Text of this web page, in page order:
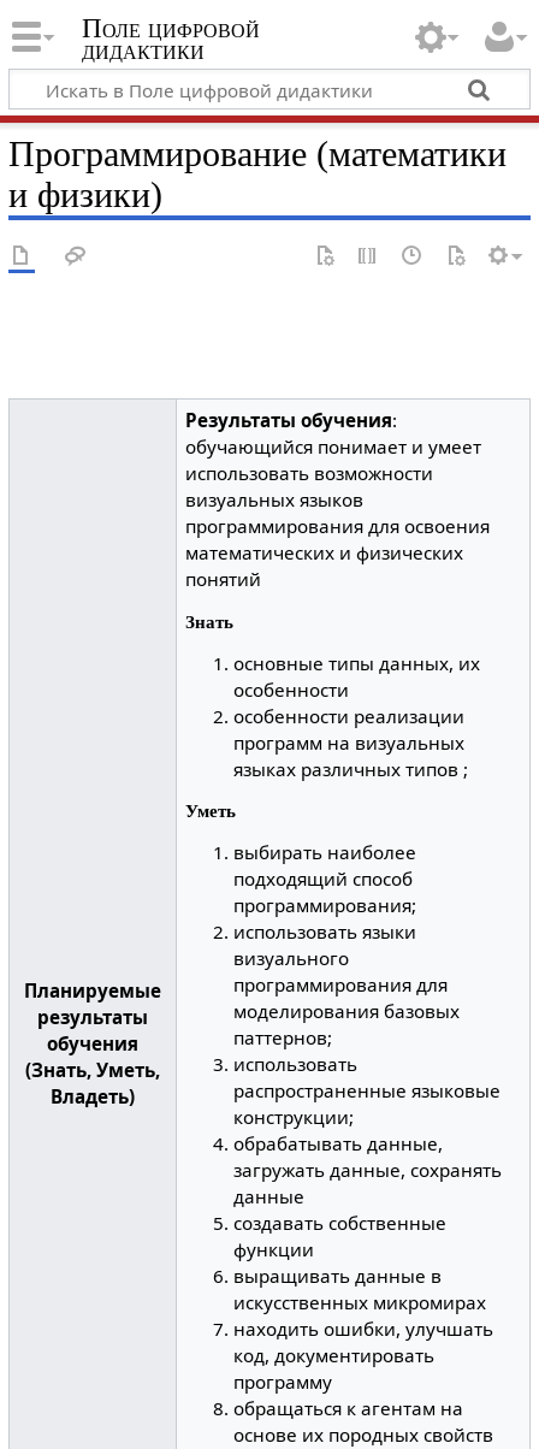
Поле цифровой
дидактики
Программирование (математики
и физики)
Планируемые
результаты
обучения
(Знать, Уметь,
Владеть)
Результаты обучения:
обучающийся понимает и умеет
использовать возможности
визуальных языков
программирования для освоения
математических и физических
понятий
Знать
основные типы данных, их
особенности
особенности реализации
программ на визуальных
языках различных типов ;
Уметь
выбирать наиболее
подходящий способ
программирования;
использовать языки
визуального
программирования для
моделирования базовых
паттернов;
использовать
распространенные языковые
конструкции;
обрабатывать данные,
загружать данные, сохранять
данные
создавать собственные
функции
выращивать данные в
искусственных микромирах
находить ошибки, улучшать
код, документировать
программу
обращаться к агентам на
основе их породных свойств